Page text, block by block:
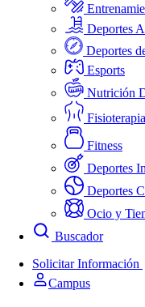
Deportes
Deportes
Esports
Nutrición
Fitness
Deportes
Deportes
Ocio y
Buscador
Solicitar Información
Campus